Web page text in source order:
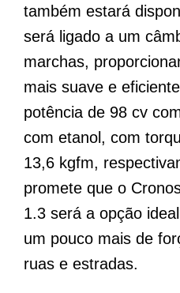
também estará
será ligado a um
marchas,
mais suave e
potência de 98 cv
com etanol, com
13,6 kgfm,
promete que o
1.3 será a opção
um pouco mais de
ruas e estradas.